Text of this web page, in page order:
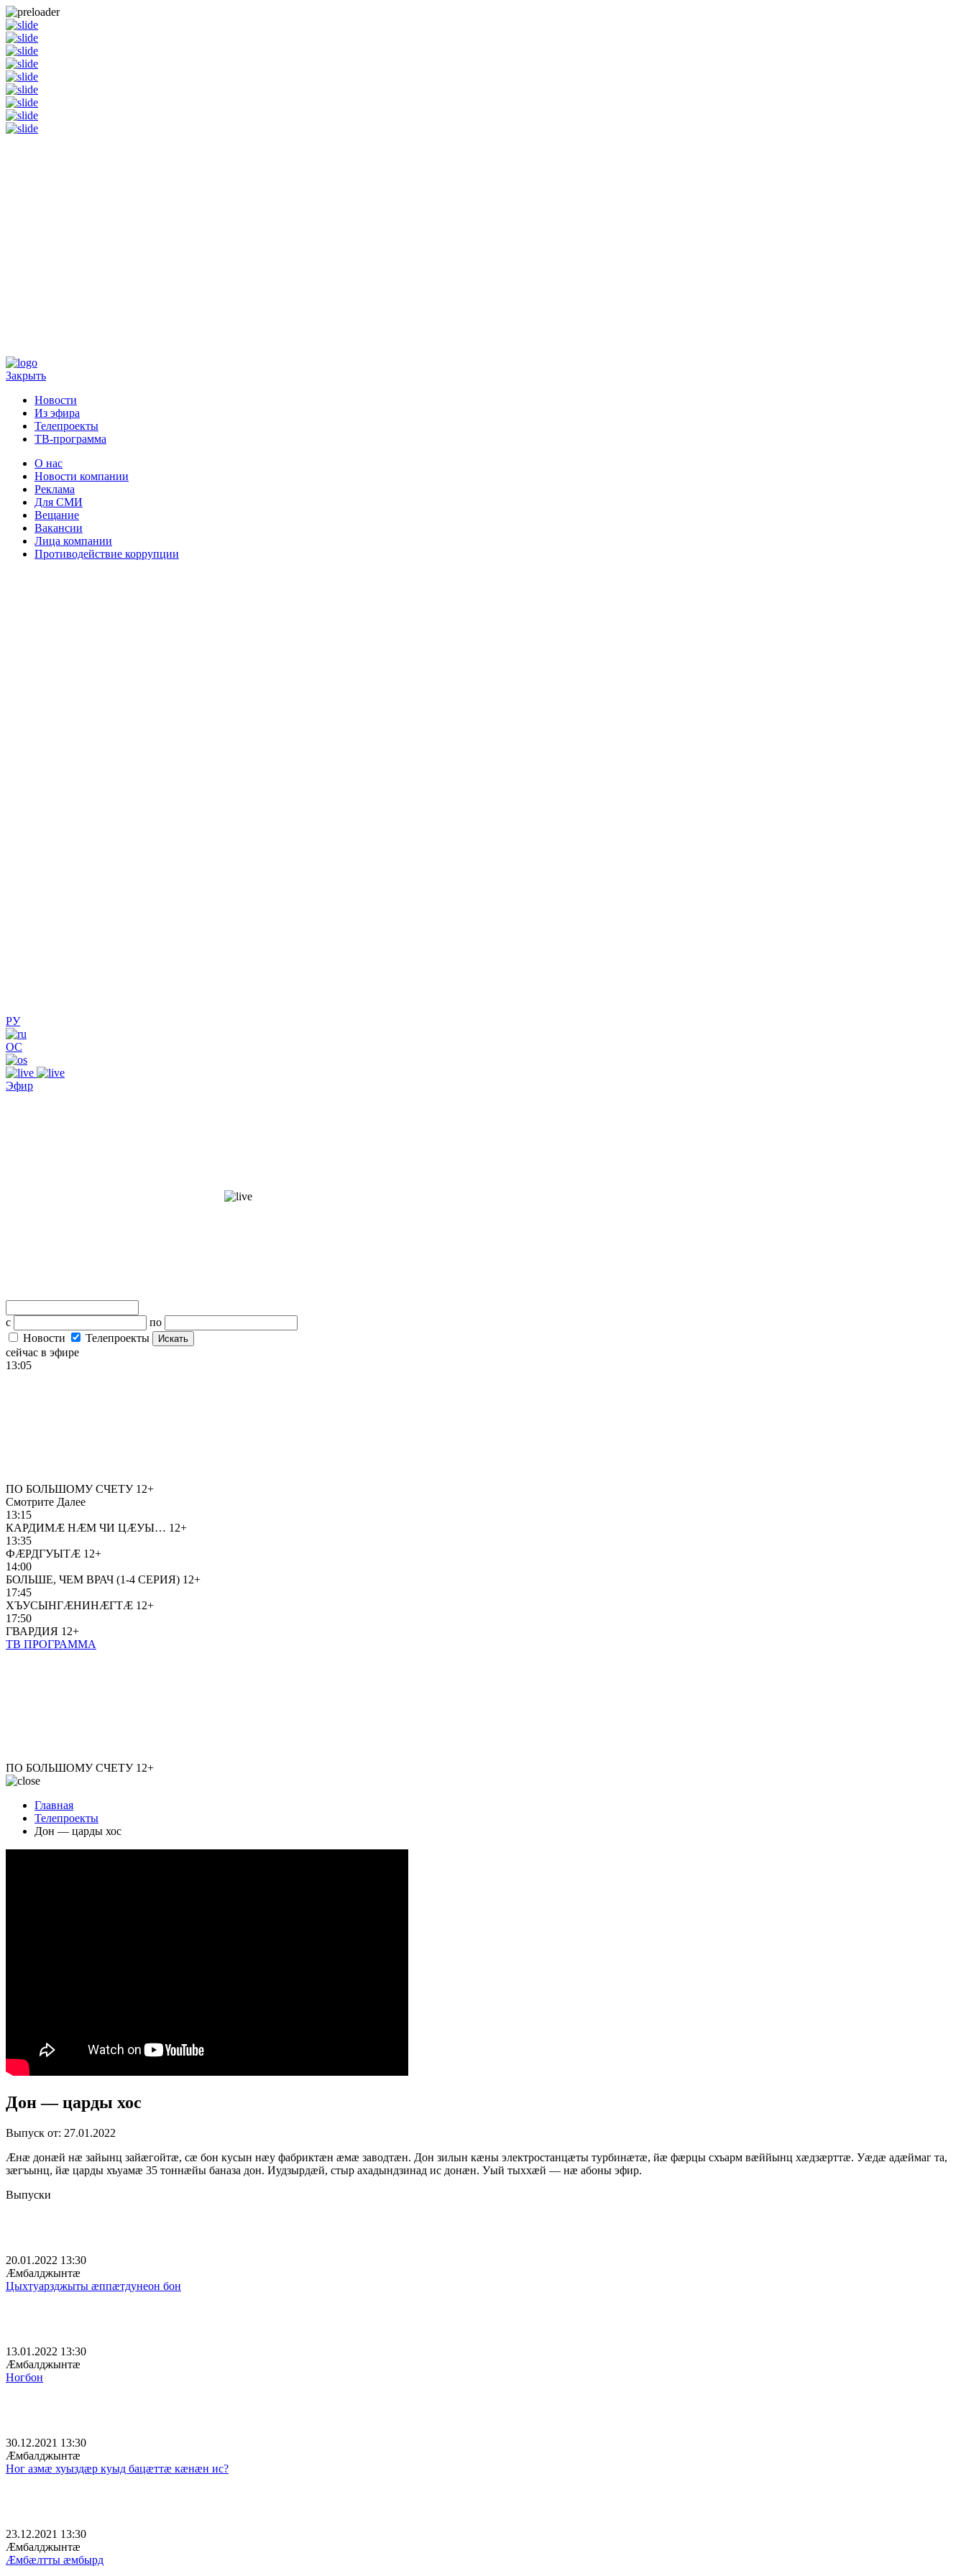
Закрыть
Новости
Из эфира
Телепроекты
ТВ-программа
О нас
Новости компании
Реклама
Для СМИ
Вещание
Вакансии
Лица компании
Противодействие коррупции
РУ
ОС
Эфир
с
по
Новости
Телепроекты Искать
сейчас в эфире
13:05
ПО БОЛЬШОМУ СЧЕТУ 12+
Смотрите Далее
13:15
КАРДИМÆ НÆМ ЧИ ЦÆУЫ… 12+
13:35
ФÆРДГУЫТÆ 12+
14:00
БОЛЬШЕ, ЧЕМ ВРАЧ (1-4 СЕРИЯ) 12+
17:45
ХЪУСЫНГÆНИНÆГТÆ 12+
17:50
ГВАРДИЯ 12+
ТВ ПРОГРАММА
ПО БОЛЬШОМУ СЧЕТУ 12+
Главная
Телепроекты
Дон — царды хос
Дон — царды хос
Выпуск от: 27.01.2022
Æнæ донæй нæ зайынц зайæгойтæ, сæ бон кусын нæу фабриктæн æмæ заводтæн. Дон зилын кæны электростанцæты турбинæтæ, йæ фæрцы схъарм вæййынц хæдзæрттæ. Уæдæ адæймаг та,
зæгъынц, йæ царды хъуамæ 35 тоннæйы баназа дон. Иудзырдӕй, стыр ахадындзинад ис донæн. Уый тыххæй — нæ абоны эфир.
Выпуски
20.01.2022 13:30
Æмбалджынтæ
Цыхтуарзджыты æппæтдунеон бон
13.01.2022 13:30
Æмбалджынтæ
Ногбон
30.12.2021 13:30
Æмбалджынтæ
Ног азмæ хуыздæр куыд бацæттæ кæнæн ис?
23.12.2021 13:30
Æмбалджынтæ
Æмбæлтты æмбырд